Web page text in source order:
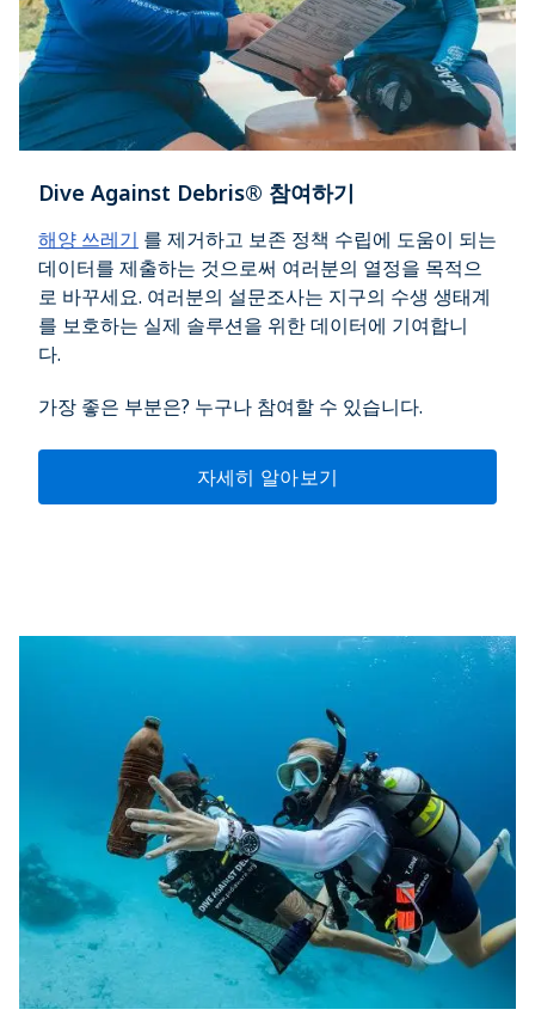
Dive Against Debris® 참여하기
해양 쓰레기 를 제거하고 보존 정책 수립에 도움이 되는
데이터를 제출하는 것으로써 여러분의 열정을 목적으
로 바꾸세요. 여러분의 설문조사는 지구의 수생 생태계
를 보호하는 실제 솔루션을 위한 데이터에 기여합니
다.
가장 좋은 부분은? 누구나 참여할 수 있습니다.
자세히 알아보기